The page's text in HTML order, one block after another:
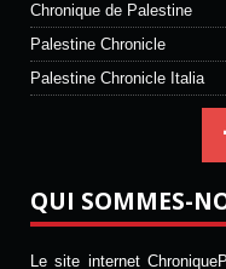
Chronique de Palestine
Palestine Chronicle
Palestine Chronicle Italia
QUI SOMMES-
Le site internet